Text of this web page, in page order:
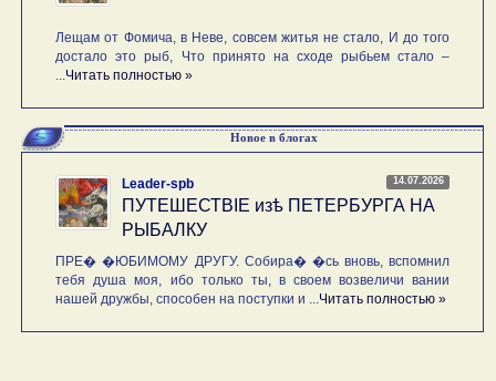
Лещам от Фомича, в Неве, совсем житья не стало, И до того
достало это рыб, Что принято на сходе рыбьем стало –
Читать полностью »
Новое в блогах
14.07.2026
Leader-spb
ПУТЕШЕСТВIE изѣ ПЕТЕРБУРГА НА
РЫБАЛКУ
ПРЕ� �ЮБИМОМУ ДРУГУ. Собира� �сь вновь, вспомнил
тебя душа моя, ибо только ты, в своем возвеличи вании
нашей дружбы, способен на поступки и ... Читать полностью »